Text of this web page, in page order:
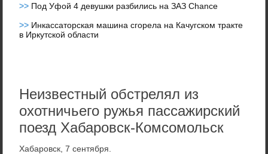
>> Под Уфой 4 девушки разбились на ЗАЗ Chance
>> Инкассаторская машина сгорела на Качугском тракте
в Иркутской области
Неизвестный обстрелял из
охотничьего ружья пассажирский
поезд Хабаровск-Комсомольск
Хабаровск, 7 сентября.